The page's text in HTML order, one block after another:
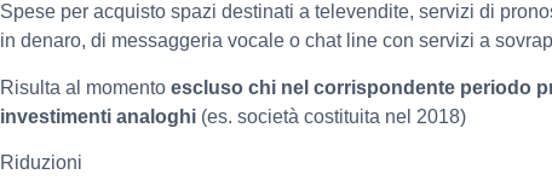
Spese per acquisto spazi destinati a televendite, servizi di
in denaro, di messaggeria vocale o chat line con servizi a
Risulta al momento escluso chi nel corrispondente periodo
investimenti analoghi (es. società costituita nel 2018)
Riduzioni